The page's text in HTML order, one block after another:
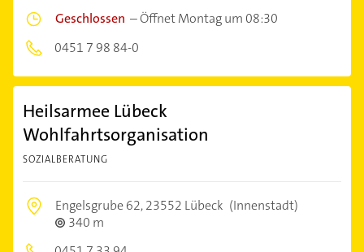
Geschlossen –Öffnet Montag um 08:30
0451 7 98 84-0
Heilsarmee Lübeck
Wohlfahrtsorganisation
SOZIALBERATUNG
Engelsgrube 62,23552 Lübeck (Innenstadt)
340 m